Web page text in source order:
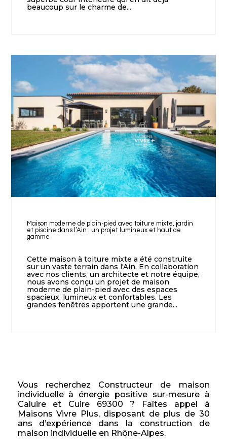
beaucoup sur le charme de...
Maison moderne de plain-pied avec toiture mixte, jardin
et piscine dans l’Ain : un projet lumineux et haut de
gamme
Cette maison à toiture mixte a été construite
sur un vaste terrain dans l'Ain. En collaboration
avec nos clients, un architecte et notre équipe,
nous avons conçu un projet de maison
moderne de plain-pied avec des espaces
spacieux, lumineux et confortables. Les
grandes fenêtres apportent une grande...
Vous recherchez Constructeur de maison
individuelle à énergie positive sur-mesure à
Caluire et Cuire 69300 ? Faîtes appel à
Maisons Vivre Plus, disposant de plus de 30
ans d’expérience dans la construction de
maison individuelle en Rhône-Alpes.